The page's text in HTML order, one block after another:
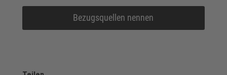
Bezugsquellen nennen